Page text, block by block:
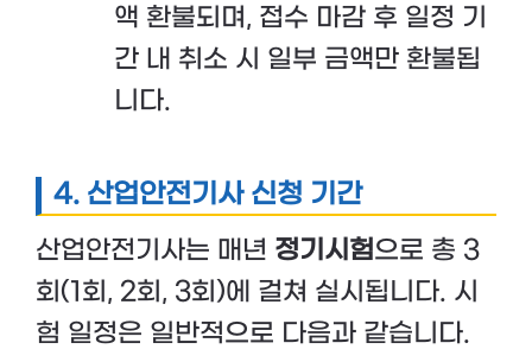
액 환불되며, 접수 마감 후 일정 기
간 내 취소 시 일부 금액만 환불됩
니다.
4. 산업안전기사 신청 기간
산업안전기사는 매년 정기시험으로 총 3
회(1회, 2회, 3회)에 걸쳐 실시됩니다. 시
험 일정은 일반적으로 다음과 같습니다.